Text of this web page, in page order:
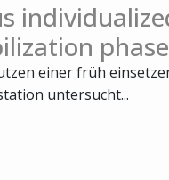
einer früh
untersucht...